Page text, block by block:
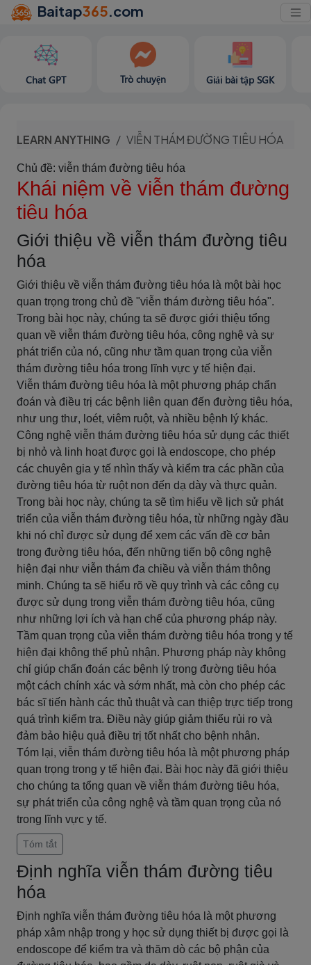
Baitap365.com
Chat GPT Trò chuyện Giải bài tập SGK
LEARN ANYTHING VIỄN THÁM ĐƯỜNG TIÊU HÓA
Chủ đề: viễn thám đường tiêu hóa
Khái niệm về viễn thám đường
tiêu hóa
Giới thiệu về viễn thám đường tiêu
hóa
Giới thiệu về viễn thám đường tiêu hóa là một bài học
quan trọng trong chủ đề "viễn thám đường tiêu hóa".
Trong bài học này, chúng ta sẽ được giới thiệu tổng
quan về viễn thám đường tiêu hóa, công nghệ và sự
phát triển của nó, cũng như tầm quan trọng của viễn
thám đường tiêu hóa trong lĩnh vực y tế hiện đại.
Viễn thám đường tiêu hóa là một phương pháp chẩn
đoán và điều trị các bệnh liên quan đến đường tiêu hóa,
như ung thư, loét, viêm ruột, và nhiều bệnh lý khác.
Công nghệ viễn thám đường tiêu hóa sử dụng các thiết
bị nhỏ và linh hoạt được gọi là endoscope, cho phép
các chuyên gia y tế nhìn thấy và kiểm tra các phần của
đường tiêu hóa từ ruột non đến dạ dày và thực quản.
Trong bài học này, chúng ta sẽ tìm hiểu về lịch sử phát
triển của viễn thám đường tiêu hóa, từ những ngày đầu
khi nó chỉ được sử dụng để xem các vấn đề cơ bản
trong đường tiêu hóa, đến những tiến bộ công nghệ
hiện đại như viễn thám đa chiều và viễn thám thông
minh. Chúng ta sẽ hiểu rõ về quy trình và các công cụ
được sử dụng trong viễn thám đường tiêu hóa, cũng
như những lợi ích và hạn chế của phương pháp này.
Tầm quan trọng của viễn thám đường tiêu hóa trong y tế
hiện đại không thể phủ nhận. Phương pháp này không
chỉ giúp chẩn đoán các bệnh lý trong đường tiêu hóa
một cách chính xác và sớm nhất, mà còn cho phép các
bác sĩ tiến hành các thủ thuật và can thiệp trực tiếp trong
quá trình kiểm tra. Điều này giúp giảm thiểu rủi ro và
đảm bảo hiệu quả điều trị tốt nhất cho bệnh nhân.
Tóm lại, viễn thám đường tiêu hóa là một phương pháp
quan trọng trong y tế hiện đại. Bài học này đã giới thiệu
cho chúng ta tổng quan về viễn thám đường tiêu hóa,
sự phát triển của công nghệ và tầm quan trọng của nó
trong lĩnh vực y tế.
Tóm tắt
Định nghĩa viễn thám đường tiêu
hóa
Định nghĩa viễn thám đường tiêu hóa là một phương
pháp xâm nhập trong y học sử dụng thiết bị được gọi là
endoscope để kiểm tra và thăm dò các bộ phận của